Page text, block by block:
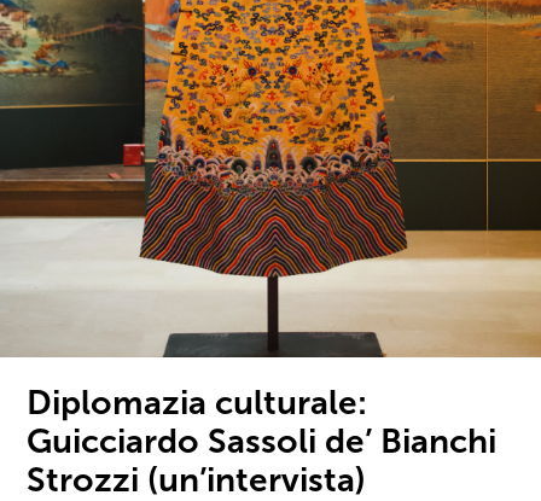
Diplomazia culturale:
Guicciardo Sassoli de’ Bianchi
Strozzi (un’intervista)